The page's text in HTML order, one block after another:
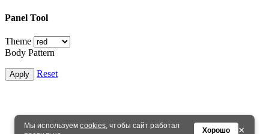
Мы используемcookies, чтобы сайт работал
Хорошо ×
Panel Tool
Theme
Body Pattern
Apply Reset